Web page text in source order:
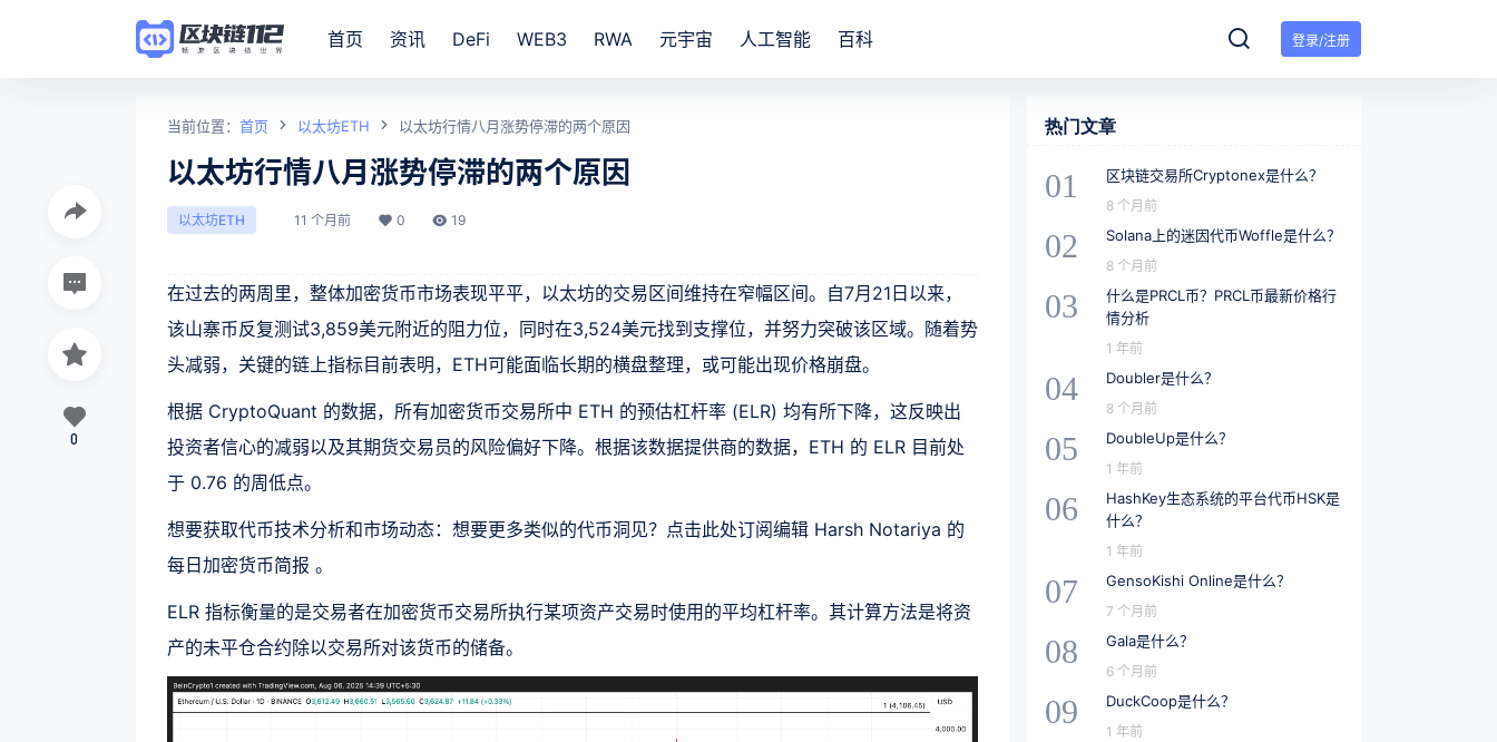
登录/注册
首页 资讯 DeFi WEB3 RWA 元宇宙 人工智能 百科
当前位置： 首页 以太坊ETH 以太坊行情八月涨势停滞的两个原因
以太坊行情八月涨势停滞的两个原因
以太坊ETH 11 个月前 0 19
在过去的两周里，整体加密货币市场表现平平，以太坊的交易区间维持在窄幅区间。自7月21日以来，
该山寨币反复测试3,859美元附近的阻力位，同时在3,524美元找到支撑位，并努力突破该区域。随着势
头减弱，关键的链上指标目前表明，ETH可能面临长期的横盘整理，或可能出现价格崩盘。
根据 CryptoQuant 的数据，所有加密货币交易所中 ETH 的预估杠杆率 (ELR) 均有所下降，这反映出
投资者信心的减弱以及其期货交易员的风险偏好下降。根据该数据提供商的数据，ETH 的 ELR 目前处
于 0.76 的周低点。
想要获取代币技术分析和市场动态：想要更多类似的代币洞见？点击此处订阅编辑 Harsh Notariya 的
每日加密货币简报 。
ELR 指标衡量的是交易者在加密货币交易所执行某项资产交易时使用的平均杠杆率。其计算方法是将资
产的未平仓合约除以交易所对该货币的储备。
0
热门文章
01 区块链交易所Cryptonex是什么？
8 个月前
02 Solana上的迷因代币Woffle是什么？
8 个月前
03
什么是PRCL币？PRCL币最新价格行
情分析
1 年前
04 Doubler是什么？
8 个月前
05 DoubleUp是什么？
1 年前
06
HashKey生态系统的平台代币HSK是
什么？
1 年前
07 GensoKishi Online是什么？
7 个月前
08 Gala是什么？
6 个月前
09 DuckCoop是什么？
1 年前